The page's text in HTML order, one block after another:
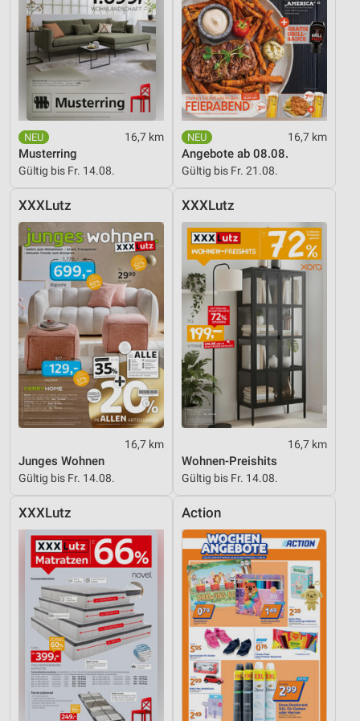
16,7 km
Musterring
Gültig bis Fr. 14.08.
16,7 km
Angebote ab 08.08.
Gültig bis Fr. 21.08.
XXXLutz
16,7 km
Junges Wohnen
Gültig bis Fr. 14.08.
XXXLutz
16,7 km
Wohnen-Preishits
Gültig bis Fr. 14.08.
XXXLutz Action
personalisierter Werbung
Erstellung von Profilen zur Personalisierung
von Inhalten
Verwendung von Profilen zur Auswahl
personalisierter Inhalte
Messung der Werbeleistung
Messung der Performance von Inhalten
Analyse von Zielgruppen durch Statistiken oder
Kombinationen von Daten aus verschiedenen
Quellen
Entwicklung und Verbesserung der Angebote
Verwendung reduzierter Daten zur Auswahl von
Inhalten
IAB-Besonderheiten:
Verwendung genauer Standortdaten
Geräte anhand von aktiv angeforderten
Informationen identifizieren
Nicht-IAB-Verarbeitungszwecke:
Notwendig
Performance
Funktional
Werbung